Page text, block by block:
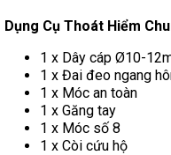
Dụng Cụ Thoát Hiểm
1 x Dây cáp Ø10-
1 x Đai đeo ngang
1 x Móc an toàn
1 x Găng tay
1 x Móc số 8
1 x Còi cứu hộ